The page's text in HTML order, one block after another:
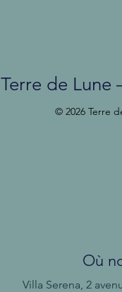
Terre de
© 2026 Terre
Où
Villa Serena, 2